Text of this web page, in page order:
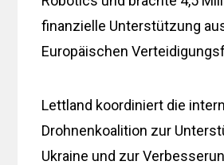
finanzielle Unterstützung
Europäischen
Lettland koordiniert die
Drohnenkoalition zur
Ukraine und zur